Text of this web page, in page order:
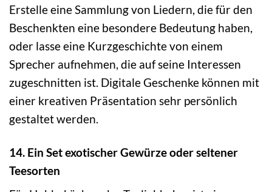
Erstelle eine Sammlung von Liedern, die für den
Beschenkten eine besondere Bedeutung haben,
oder lasse eine Kurzgeschichte von einem
Sprecher aufnehmen, die auf seine Interessen
zugeschnitten ist. Digitale Geschenke können mit
einer kreativen Präsentation sehr persönlich
gestaltet werden.
14. Ein Set exotischer Gewürze oder seltener
Teesorten